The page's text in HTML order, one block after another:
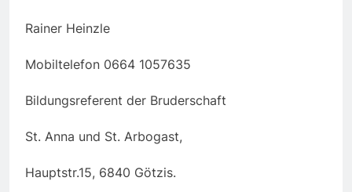
Rainer Heinzle
Mobiltelefon 0664 1057635
Bildungsreferent der Bruderschaft
St. Anna und St. Arbogast,
Hauptstr.15, 6840 Götzis.